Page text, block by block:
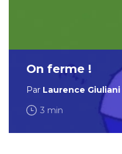
On ferme !
Par Laurence Giuliani
3 min